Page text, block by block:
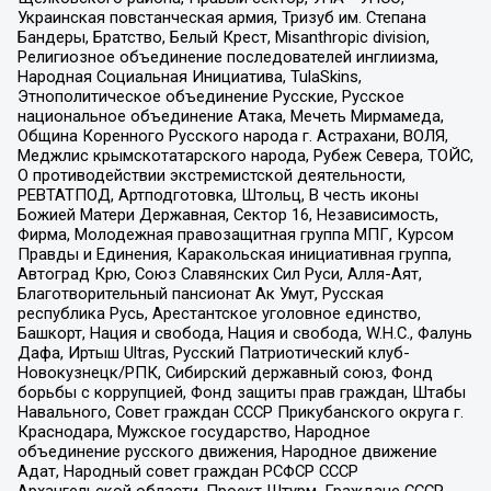
Украинская повстанческая армия, Тризуб им. Степана
Бандеры, Братство, Белый Крест, Misanthropic division,
Религиозное объединение последователей инглиизма,
Народная Социальная Инициатива, TulaSkins,
Этнополитическое объединение Русские, Русское
национальное объединение Атака, Мечеть Мирмамеда,
Община Коренного Русского народа г. Астрахани, ВОЛЯ,
Меджлис крымскотатарского народа, Рубеж Севера, ТОЙС,
О противодействии экстремистской деятельности,
РЕВТАТПОД, Артподготовка, Штольц, В честь иконы
Божией Матери Державная, Сектор 16, Независимость,
Фирма, Молодежная правозащитная группа МПГ, Курсом
Правды и Единения, Каракольская инициативная группа,
Автоград Крю, Союз Славянских Сил Руси, Алля-Аят,
Благотворительный пансионат Ак Умут, Русская
республика Русь, Арестантское уголовное единство,
Башкорт, Нация и свобода, Нация и свобода, W.H.С., Фалунь
Дафа, Иртыш Ultras, Русский Патриотический клуб-
Новокузнецк/РПК, Сибирский державный союз, Фонд
борьбы с коррупцией, Фонд защиты прав граждан, Штабы
Навального, Совет граждан СССР Прикубанского округа г.
Краснодара, Мужское государство, Народное
объединение русского движения, Народное движение
Адат, Народный совет граждан РСФСР СССР